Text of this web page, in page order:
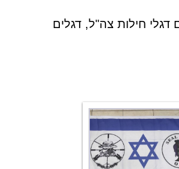
דגלי חילות צה"ל, דגלים